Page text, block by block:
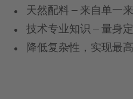
天然配料 – 来自单一
技术专业知识 – 量身
降低复杂性，实现最